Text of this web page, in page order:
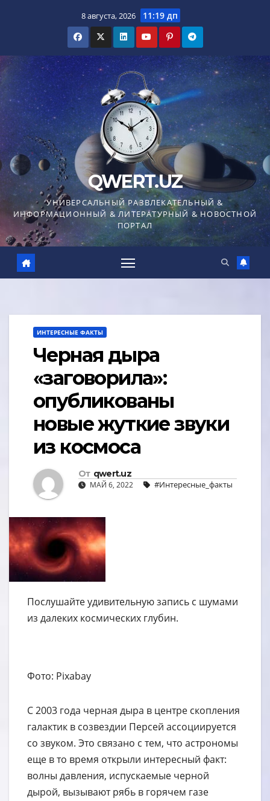
8 августа, 2026 11:19 дп
QWERT.UZ
УНИВЕРСАЛЬНЫЙ РАЗВЛЕКАТЕЛЬНЫЙ &
ИНФОРМАЦИОННЫЙ & ЛИТЕРАТУРНЫЙ & НОВОСТНОЙ
ПОРТАЛ
ИНТЕРЕСНЫЕ ФАКТЫ
Черная дыра
«заговорила»:
опубликованы
новые жуткие звуки
из космоса
От qwert.uz
МАЙ 6, 2022 #Интересные_факты
Послушайте удивительную запись с шумами
из далеких космических глубин.
Фото: Pixabay
С 2003 года черная дыра в центре скопления
галактик в созвездии Персей ассоциируется
со звуком. Это связано с тем, что астрономы
еще в то время открыли интересный факт:
волны давления, испускаемые черной
дырой, вызывают рябь в горячем газе